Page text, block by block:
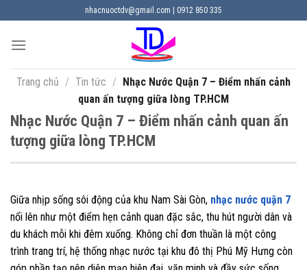
đến
nhacnuoctdv@gmail.com | 0912 850 335
Trang chủ / Tin tức / Nhạc Nước Quận 7 – Điểm nhấn cảnh
quan ấn tượng giữa lòng TP.HCM
Nhạc Nước Quận 7 – Điểm nhấn cảnh quan ấn
tượng giữa lòng TP.HCM
Giữa nhịp sống sôi động của khu Nam Sài Gòn, nhạc nước quận 7
nổi lên như một điểm hẹn cảnh quan đặc sắc, thu hút người dân và
du khách mỗi khi đêm xuống. Không chỉ đơn thuần là một công
trình trang trí, hệ thống nhạc nước tại khu đô thị Phú Mỹ Hưng còn